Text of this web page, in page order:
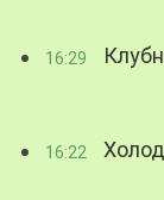
16:29
16:22